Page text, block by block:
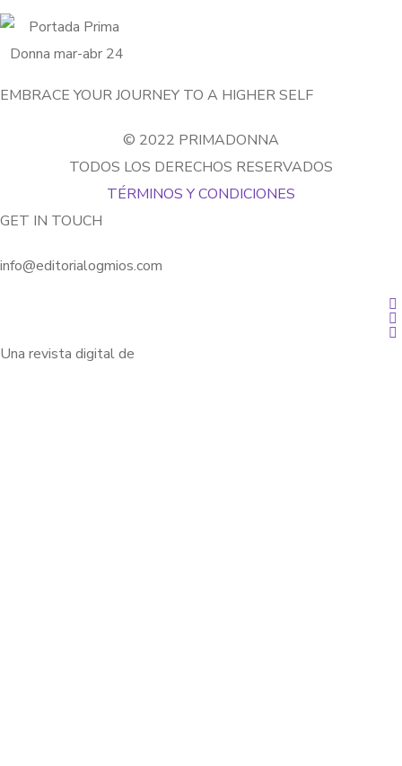
EMBRACE YOUR JOURNEY TO A HIGHER SELF​
© 2022 PRIMADONNA
TODOS LOS DERECHOS RESERVADOS
TÉRMINOS Y CONDICIONES
GET IN TOUCH
info@editorialogmios.com
Una revista digital de